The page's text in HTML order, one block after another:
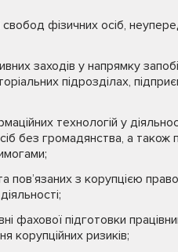
фізичних осіб,
заходів у напрямку
підрозділах,
технологій у
без громадянства, а
пов’язаних з корупцією
фахової підготовки
корупційних ризиків;